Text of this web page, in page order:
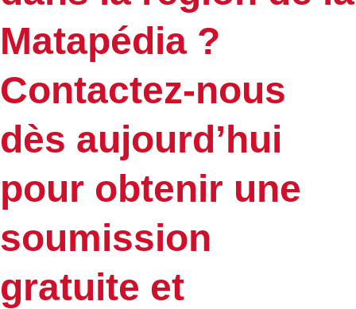
Matapédia ?
Contactez-nous
dès aujourd’hui
pour obtenir une
soumission
gratuite et